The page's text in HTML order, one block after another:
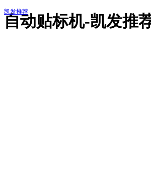
自动贴标机-凯发推
凯发推荐